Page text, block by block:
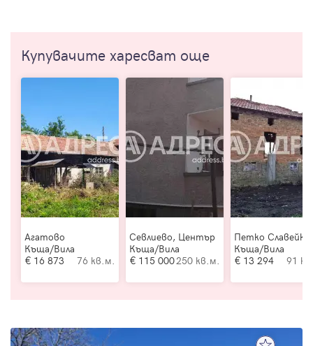
Купувачите харесват още
Агатово
Къща/Вила
16 873
76 кв.м.
Севлиево, Център
Къща/Вила
115 000250 кв.м.
Петко
Къща/Вила
13 294
91